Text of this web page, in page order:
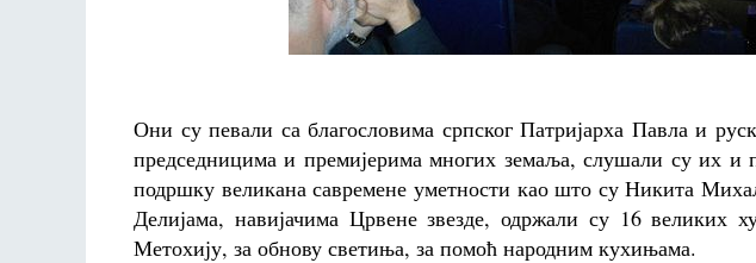
Они су певали са благословима српског Патријарха Павла и
председницима и премијерима многих земаља, слушали су их
подршку великана савремене уметности као што су Никита
Делијама, навијачима Црвене звезде, одржали су 16 великих
Метохију, за обнову светиња, за помоћ народним кухињама.